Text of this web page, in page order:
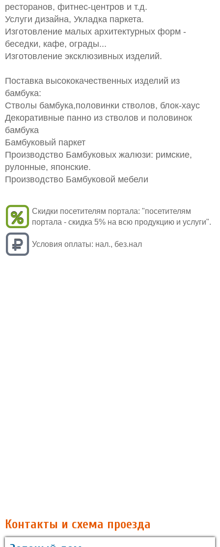
ресторанов, фитнес-центров и т.д.
Услуги дизайна, Укладка паркета.
Изготовление малых архитектурных форм -
беседки, кафе, ограды...
Изготовление эксклюзивных изделий.
Поставка высококачественных изделий из
бамбука:
Стволы бамбука,половинки стволов, блок-хаус
Декоративные панно из стволов и половинок
бамбука
Бамбуковый паркет
Производство Бамбуковых жалюзи: римские,
рулонные, японские.
Производство Бамбуковой мебели
Скидки посетителям портала: "посетителям
портала - скидка 5% на всю продукцию и услуги".
Условия оплаты: нал., без.нал
Контакты и схема проезда